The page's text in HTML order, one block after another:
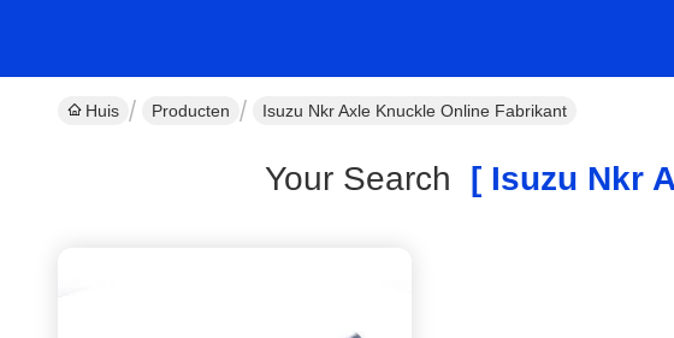
Huis Producten Isuzu Nkr Axle Knuckle Online Fabrikant
Your Search [ Isuzu Nkr